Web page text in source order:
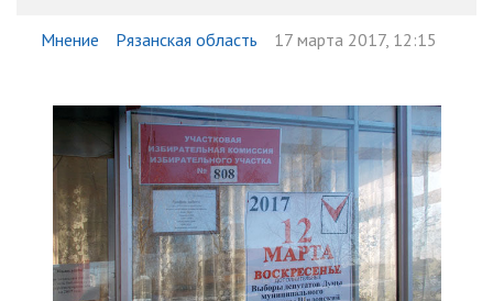
Мнение Рязанская область 17 марта 2017, 12:15